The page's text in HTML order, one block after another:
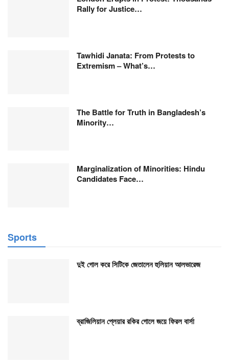
Rally for Justice…
Tawhidi Janata: From Protests to
Extremism – What’s…
The Battle for Truth in Bangladesh’s
Minority…
Marginalization of Minorities: Hindu
Candidates Face…
Sports
দুই গোল করে সিটিকে জেতালেন হুলিয়ান আলভারেজ
ব্রাজিলিয়ান প্লেয়ার রকির গোলে জয়ে ফিরল বার্সা